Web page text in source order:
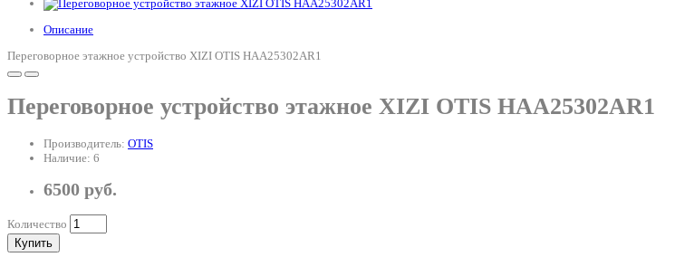
Описание
Переговорное этажное устройство XIZI OTIS HAA25302AR1
Переговорное устройство этажное XIZI OTIS HAA25302AR1
Производитель: OTIS
Наличие: 6
6500 руб.
Количество
Купить